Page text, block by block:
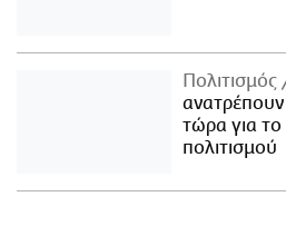
Πολιτισμός
τώρα για
πολιτισμού